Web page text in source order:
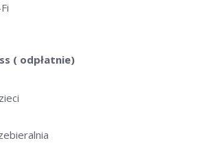
( odpłatnie)